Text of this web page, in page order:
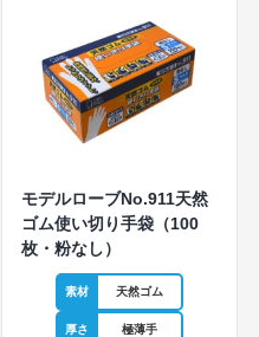
モデルローブNo.911天然
ゴム使い切り手袋（100
枚・粉なし）
素材 天然ゴム
厚さ 極薄手